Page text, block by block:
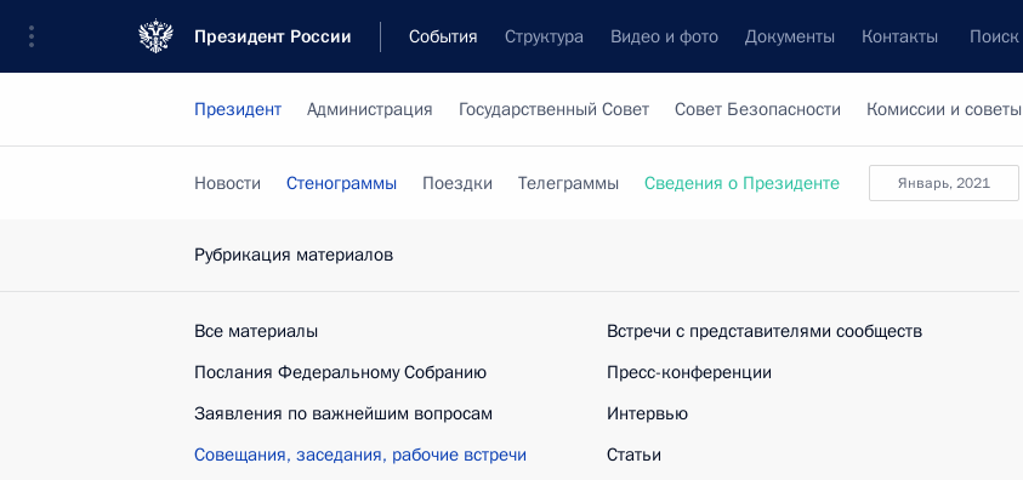
Президент России События Структура Видео и фото Документы Контакты Поиск
Президент Администрация Государственный Совет Совет Безопасности Комиссии и советы
январь, 2021
Новости Стенограммы Поездки Телеграммы Сведения о Президенте
Рубрикация материалов
Все материалы
Послания Федеральному Собранию
Заявления по важнейшим вопросам
Совещания, заседания, рабочие встречи
Встречи с представителями сообществ
Пресс-конференции
Интервью
Статьи